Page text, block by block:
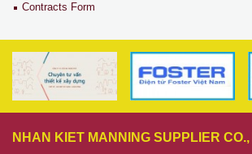
Contracts Form
NHAN KIET MANNING SUPPLIER CO.,